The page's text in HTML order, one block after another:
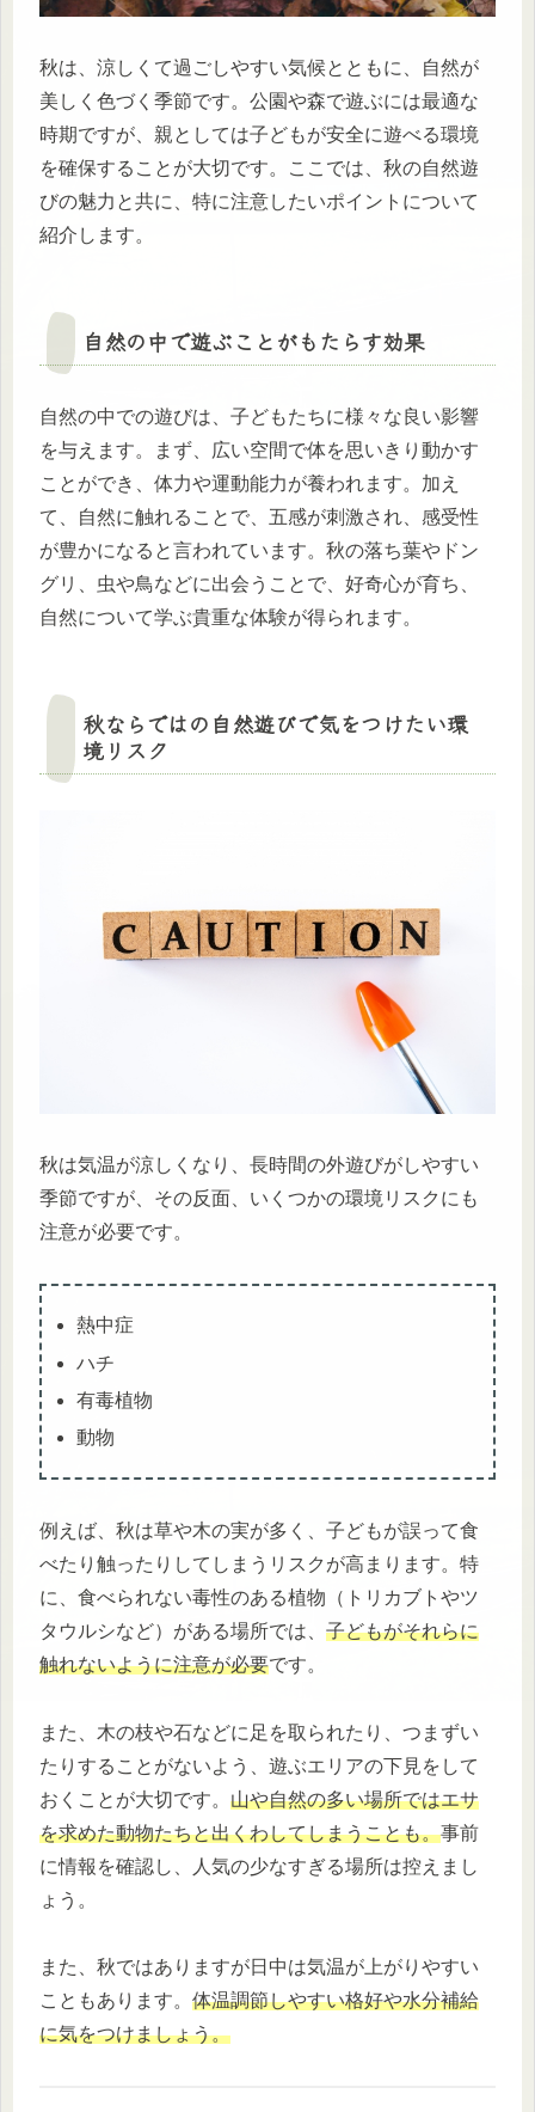
秋は、涼しくて過ごしやすい気候とともに、自然が
美しく色づく季節です。公園や森で遊ぶには最適な
時期ですが、親としては子どもが安全に遊べる環境
を確保することが大切です。ここでは、秋の自然遊
びの魅力と共に、特に注意したいポイントについて
紹介します。
自然の中で遊ぶことがもたらす効果
自然の中での遊びは、子どもたちに様々な良い影響
を与えます。まず、広い空間で体を思いきり動かす
ことができ、体力や運動能力が養われます。加え
て、自然に触れることで、五感が刺激され、感受性
が豊かになると言われています。秋の落ち葉やドン
グリ、虫や鳥などに出会うことで、好奇心が育ち、
自然について学ぶ貴重な体験が得られます。
秋ならではの自然遊びで気をつけたい環
境リスク
秋は気温が涼しくなり、長時間の外遊びがしやすい
季節ですが、その反面、いくつかの環境リスクにも
注意が必要です。
熱中症
ハチ
有毒植物
動物
例えば、秋は草や木の実が多く、子どもが誤って食
べたり触ったりしてしまうリスクが高まります。特
に、食べられない毒性のある植物（トリカブトやツ
タウルシなど）がある場所では、 子どもがそれらに
触れないように注意が必要です。
また、木の枝や石などに足を取られたり、つまずい
たりすることがないよう、遊ぶエリアの下見をして
おくことが大切です。 山や自然の多い場所ではエサ
を求めた動物たちと出くわしてしまうことも。事前
に情報を確認し、人気の少なすぎる場所は控えまし
ょう。
また、秋ではありますが日中は気温が上がりやすい
こともあります。 体温調節しやすい格好や水分補給
に気をつけましょう。